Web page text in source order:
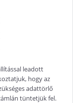
leadott
hogy az
adattörlő
tüntetjük fel.